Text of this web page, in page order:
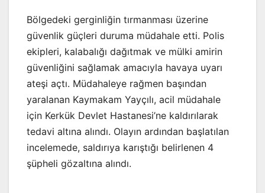
Bölgedeki gerginliğin tırmanması üzerine
güvenlik güçleri duruma müdahale etti. Polis
ekipleri, kalabalığı dağıtmak ve mülki amirin
güvenliğini sağlamak amacıyla havaya uyarı
ateşi açtı. Müdahaleye rağmen başından
yaralanan Kaymakam Yayçılı, acil müdahale
için Kerkük Devlet Hastanesi’ne kaldırılarak
tedavi altına alındı. Olayın ardından başlatılan
incelemede, saldırıya karıştığı belirlenen 4
şüpheli gözaltına alındı.